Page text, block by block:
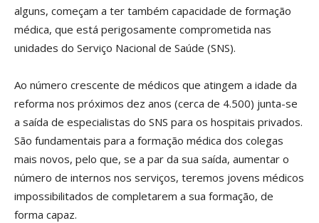
alguns, começam a ter também capacidade de formação
médica, que está perigosamente comprometida nas
unidades do Serviço Nacional de Saúde (SNS).
Ao número crescente de médicos que atingem a idade da
reforma nos próximos dez anos (cerca de 4.500) junta-se
a saída de especialistas do SNS para os hospitais privados.
São fundamentais para a formação médica dos colegas
mais novos, pelo que, se a par da sua saída, aumentar o
número de internos nos serviços, teremos jovens médicos
impossibilitados de completarem a sua formação, de
forma capaz.